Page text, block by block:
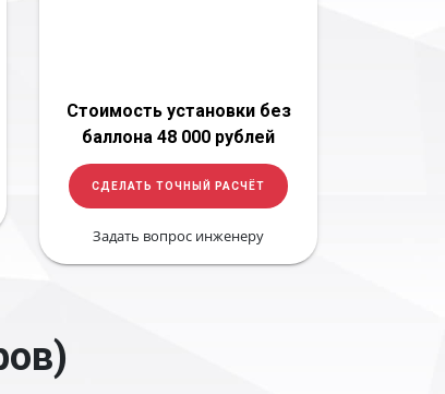
Стоимость установки без
баллона 48 000 рублей
СДЕЛАТЬ ТОЧНЫЙ РАСЧЁТ
Задать вопрос инженеру